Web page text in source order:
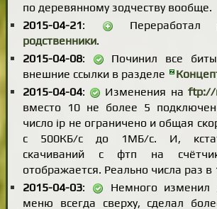
по деревянному зодчеству вообще.
2015-04-21: Переработал
родственники.
2015-04-08:
Починил все
внешние ссылки в разделе
2015-04-04: Изменения на ftp://
вместо 10 не более 5
число ip не ограничено и общая
с 500КБ/с до 1МБ/с. И,
скачиваний с фтп на
отображается. Реально числа раз
2015-04-03:
Немного изменил
меню всегда сверху, сделал